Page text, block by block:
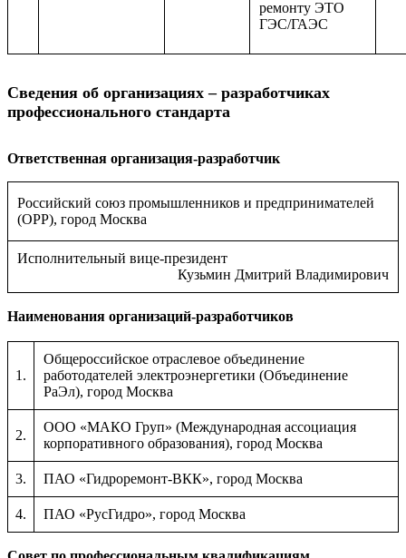
ремонту ЭТО
ГЭС/ГАЭС
Сведения об организациях – разработчиках
профессионального стандарта
Ответственная организация-разработчик
Российский союз промышленников и предпринимателей
(ОРР), город Москва
Исполнительный вице-президент
Кузьмин Дмитрий Владимирович
Наименования организаций-разработчиков
1.
Общероссийское отраслевое объединение
работодателей электроэнергетики (Объединение
РаЭл), город Москва
2.
ООО «МАКО Груп» (Международная ассоциация
корпоративного образования), город Москва
3. ПАО «Гидроремонт-ВКК», город Москва
4. ПАО «РусГидро», город Москва